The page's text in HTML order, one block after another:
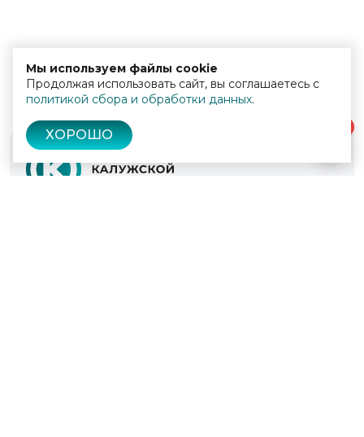
Мы используем файлы cookie
Продолжая использовать сайт, вы соглашаетесь с
политикой сбора и обработки данных.
ХОРОШО